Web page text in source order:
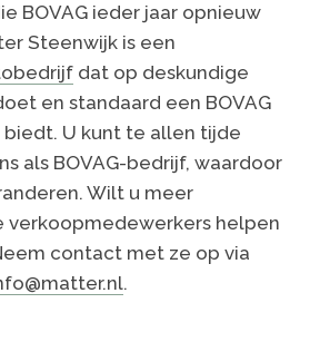
BOVAG ieder jaar opnieuw
Steenwijk is een
dat op deskundige
en standaard een BOVAG
U kunt te allen tijde
als BOVAG-bedrijf, waardoor
Wilt u meer
verkoopmedewerkers helpen
contact met ze op via
.